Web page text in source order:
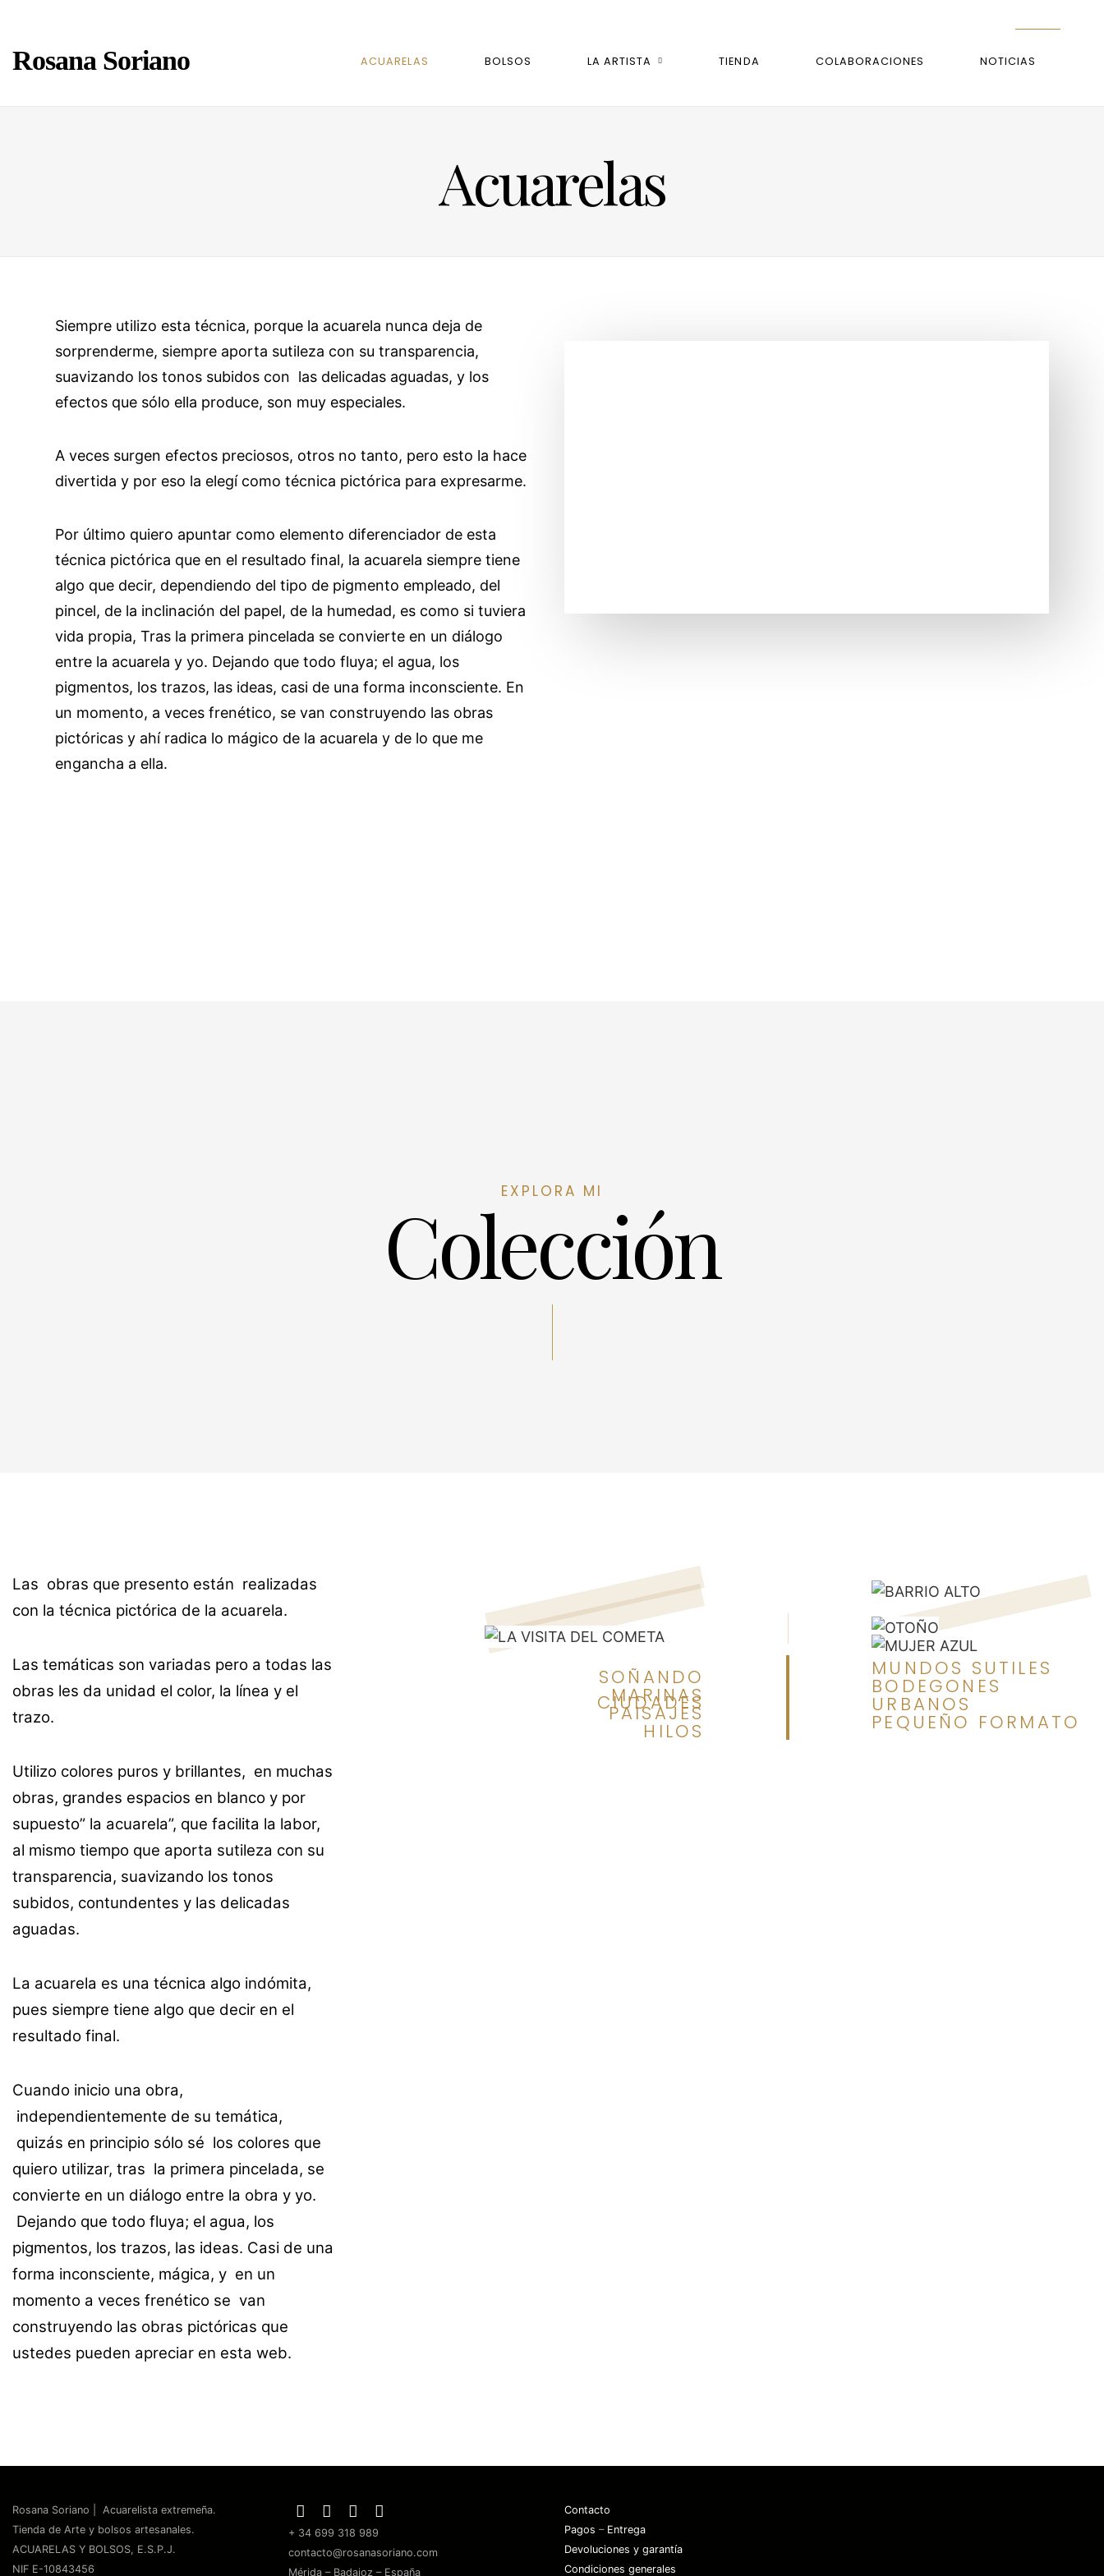
Rosana Soriano ACUARELAS BOLSOS LA ARTISTA TIENDA COLABORACIONES NOTICIAS
Acuarelas
Siempre utilizo esta técnica, porque la acuarela nunca deja de
sorprenderme, siempre aporta sutileza con su transparencia,
suavizando los tonos subidos con las delicadas aguadas, y los
efectos que sólo ella produce, son muy especiales.
A veces surgen efectos preciosos, otros no tanto, pero esto la hace
divertida y por eso la elegí como técnica pictórica para expresarme.
Por último quiero apuntar como elemento diferenciador de esta
técnica pictórica que en el resultado final, la acuarela siempre tiene
algo que decir, dependiendo del tipo de pigmento empleado, del
pincel, de la inclinación del papel, de la humedad, es como si tuviera
vida propia, Tras la primera pincelada se convierte en un diálogo
entre la acuarela y yo. Dejando que todo fluya; el agua, los
pigmentos, los trazos, las ideas, casi de una forma inconsciente. En
un momento, a veces frenético, se van construyendo las obras
pictóricas y ahí radica lo mágico de la acuarela y de lo que me
engancha a ella.
EXPLORA MI
Colección
Las obras que presento están realizadas
con la técnica pictórica de la acuarela.
Las temáticas son variadas pero a todas las
obras les da unidad el color, la línea y el
trazo.
Utilizo colores puros y brillantes, en muchas
obras, grandes espacios en blanco y por
supuesto” la acuarela”, que facilita la labor,
al mismo tiempo que aporta sutileza con su
transparencia, suavizando los tonos
subidos, contundentes y las delicadas
aguadas.
La acuarela es una técnica algo indómita,
pues siempre tiene algo que decir en el
resultado final.
Cuando inicio una obra,
independientemente de su temática,
quizás en principio sólo sé los colores que
quiero utilizar, tras la primera pincelada, se
convierte en un diálogo entre la obra y yo.
Dejando que todo fluya; el agua, los
pigmentos, los trazos, las ideas. Casi de una
forma inconsciente, mágica, y en un
momento a veces frenético se van
construyendo las obras pictóricas que
ustedes pueden apreciar en esta web.
Rosana Soriano | Acuarelista extremeña.
Tienda de Arte y bolsos artesanales.
ACUARELAS Y BOLSOS, E.S.P.J.
NIF E-10843456
+ 34 699 318 989
contacto@rosanasoriano.com
Mérida – Badajoz – España
Contacto
Pagos – Entrega
Devoluciones y garantía
Condiciones generales